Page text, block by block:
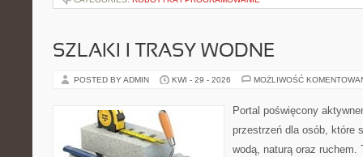
SZLAKI I TRASY WODNE
POSTED BY ADMIN KWI - 29 - 2026 MOŻLIWOŚĆ
Portal poświęcony
przestrzeń dla osób, które
wodą, naturą oraz ruchem.